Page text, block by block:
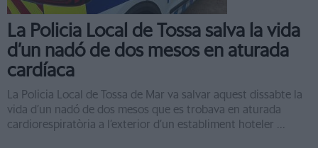
La Policia Local de Tossa salva la vida
d’un nadó de dos mesos en aturada
cardíaca
La Policia Local de Tossa de Mar va salvar aquest dissabte la
vida d’un nadó de dos mesos que es trobava en aturada
cardiorespiratòria a l’exterior d’un establiment hoteler ...